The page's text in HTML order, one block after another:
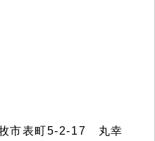
市表町5-2-17 丸幸